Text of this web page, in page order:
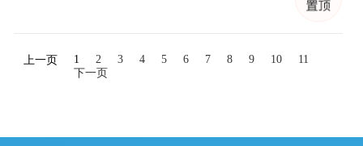
上一页 1 2 3 4 5 6 7 8 9 10
11
下一页